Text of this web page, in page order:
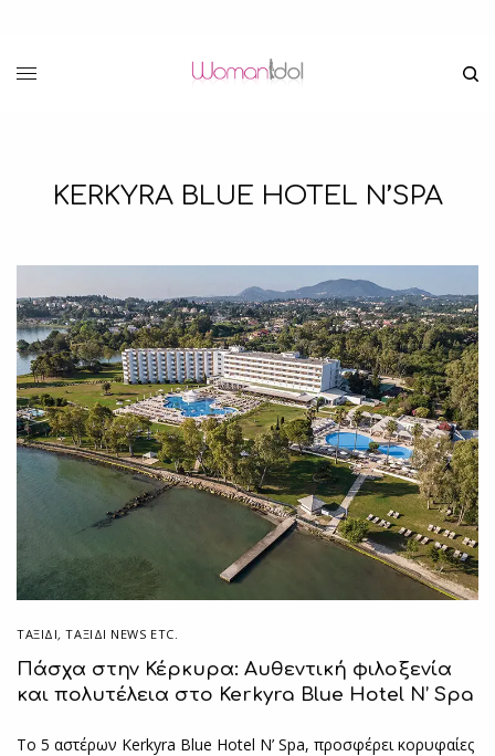
KERKYRA BLUE HOTEL N’SPA
ΤΑΞΙΔΙ,ΤΑΞΊΔΙ NEWS ETC.
Πάσχα στην Κέρκυρα: Αυθεντική φιλοξενία
και πολυτέλεια στο Kerkyra Blue Hotel N’ Spa
Το 5 αστέρων Kerkyra Blue Hotel N’ Spa, προσφέρει κορυφαίες